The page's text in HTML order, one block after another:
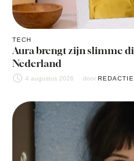
TECH
Aura brengt zijn slimme
Nederland
4 augustus 2026 door REDACTIE